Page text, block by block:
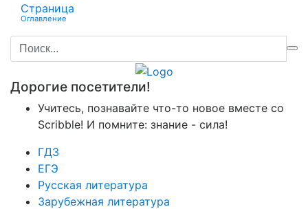
Страница
Оглавление
Дорогие посетители!
Учитесь, познавайте что-то новое вместе со
Scribble! И помните: знание - сила!
ГДЗ
ЕГЭ
Русская литература
Зарубежная литература